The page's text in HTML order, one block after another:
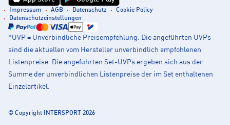
Impressum AGB Datenschutz
Cookie Policy
Datenschutzeinstellungen
*UVP = Unverbindliche Preisempfehlung. Die angeführten UVPs
sind die aktuellen vom Hersteller unverbindlich empfohlenen
Listenpreise. Die angeführten Set-UVPs ergeben sich aus der
Summe der unverbindlichen Listenpreise der im Set enthaltenen
Einzelartikel.
© Copyright INTERSPORT 2026